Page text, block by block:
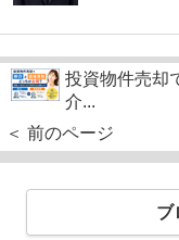
投資物件売却
介...
＜ 前のページ
ブ